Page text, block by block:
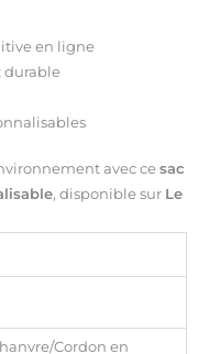
en ligne
durable
avec ce sac
, disponible sur Le
Cordon en